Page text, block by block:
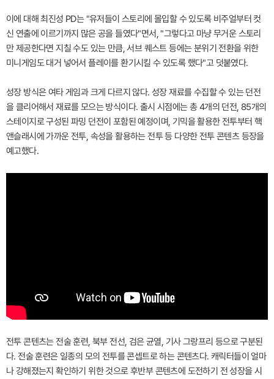
이에 대해 최진성 PD는 "유저들이 스토리에 몰입할 수 있도록 비주얼부터 컷
신 연출에 이르기까지 많은 공을 들였다"면서, "그렇다고 마냥 무거운 스토리
만 제공한다면 지칠 수도 있는 만큼, 서브 퀘스트 등에는 분위기 전환을 위한
미니게임도 대거 넣어서 플레이를 환기시킬 수 있도록 했다"고 덧붙였다.
성장 방식은 여타 게임과 크게 다르지 않다. 성장 재료를 수집할 수 있는 던전
을 클리어해서 재료를 모으는 방식이다. 출시 시점에는 총 4개의 던전, 85개의
스테이지로 구성된 파밍 던전이 포함된 예정이며, 기믹을 활용한 전투부터 핵
앤슬래시에 가까운 전투, 속성을 활용하는 전투 등 다양한 전투 콘텐츠 등장을
예고했다.
전투 콘텐츠는 전술 훈련, 북부 전선, 검은 균열, 기사 그랑프리 등으로 구분된
다. 전술 훈련은 일종의 모의 전투를 콘셉트로 하는 콘텐츠다. 캐릭터들이 얼마
나 강해졌는지 확인하기 위한 것으로 후반부 콘텐츠에 도전하기 전 성장을 시